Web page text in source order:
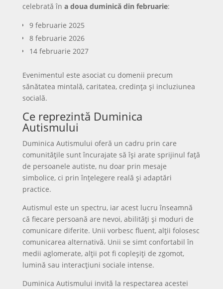
celebrată în a doua duminică din februarie:
9 februarie 2025
8 februarie 2026
14 februarie 2027
Evenimentul este asociat cu domenii precum
sănătatea mintală, caritatea, credința și incluziunea
socială.
Ce reprezintă Duminica
Autismului
Duminica Autismului oferă un cadru prin care
comunitățile sunt încurajate să își arate sprijinul față
de persoanele autiste, nu doar prin mesaje
simbolice, ci prin înțelegere reală și adaptări
practice.
Autismul este un spectru, iar acest lucru înseamnă
că fiecare persoană are nevoi, abilități și moduri de
comunicare diferite. Unii vorbesc fluent, alții folosesc
comunicarea alternativă. Unii se simt confortabil în
medii aglomerate, alții pot fi copleșiți de zgomot,
lumină sau interacțiuni sociale intense.
Duminica Autismului invită la respectarea acestei